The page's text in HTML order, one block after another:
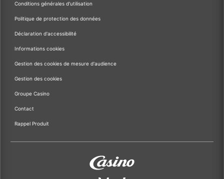
Conditions générales d'utilisation
Politique de protection des données
Déclaration d'accessibilité
Informations cookies
Gestion des cookies de mesure d'audience
Gestion des cookies
Groupe Casino
Contact
Rappel Produit